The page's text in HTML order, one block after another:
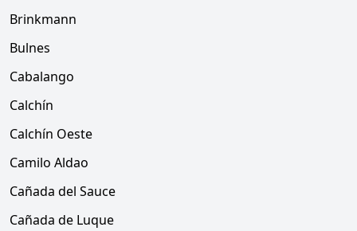
Brinkmann
Bulnes
Cabalango
Calchín
Calchín Oeste
Camilo Aldao
Cañada del Sauce
Cañada de Luque